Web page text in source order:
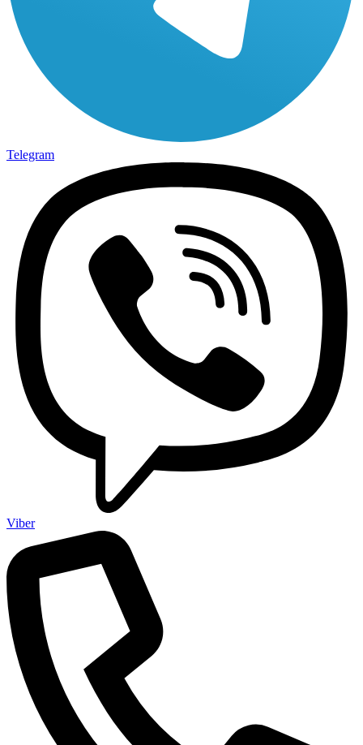
Telegram
Viber